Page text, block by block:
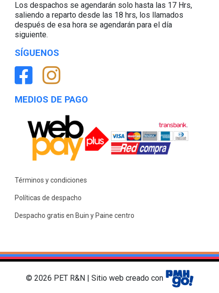
Los despachos se agendarán solo hasta las 17 Hrs,
saliendo a reparto desde las 18 hrs, los llamados
después de esa hora se agendarán para el día
siguiente.
SÍGUENOS
MEDIOS DE PAGO
Términos y condiciones
Políticas de despacho
Despacho gratis en Buin y Paine centro
© 2026 PET R&N | Sitio web creado con